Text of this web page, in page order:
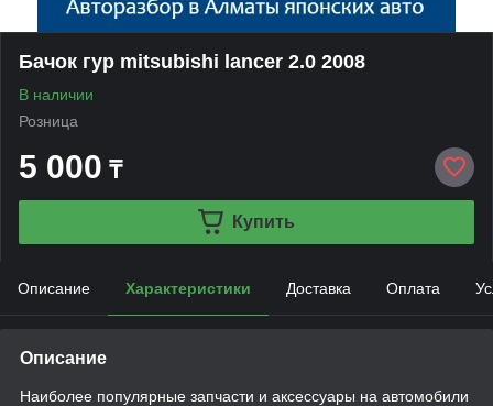
Бачок гур mitsubishi lancer 2.0 2008
В наличии
Розница
5 000 ₸
Купить
Описание Характеристики Доставка Оплата
Описание
Наиболее популярные запчасти и аксессуары на автомобили